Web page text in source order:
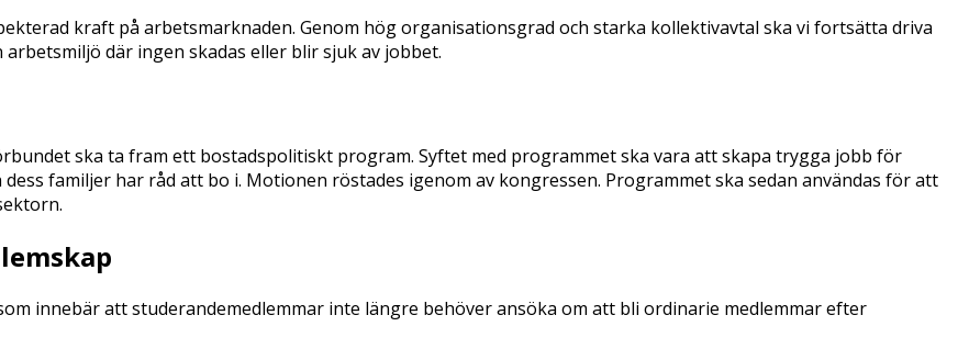
kraft på arbetsmarknaden. Genom hög organisationsgrad och starka kollektivavtal ska vi fortsätta driva
där ingen skadas eller blir sjuk av jobbet.
ska ta fram ett bostadspolitiskt program. Syftet med programmet ska vara att skapa trygga jobb för
familjer har råd att bo i. Motionen röstades igenom av kongressen. Programmet ska sedan användas för att
innebär att studerandemedlemmar inte längre behöver ansöka om att bli ordinarie medlemmar efter